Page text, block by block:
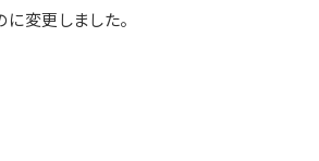
変更しました。